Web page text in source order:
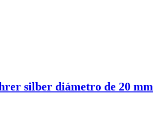
silber diámetro de 20 mm